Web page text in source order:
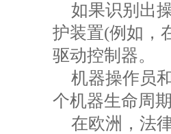
如果识别出
护装置(例如，
驱动控制器。
机器操作员
个机器生命周
在欧洲，法